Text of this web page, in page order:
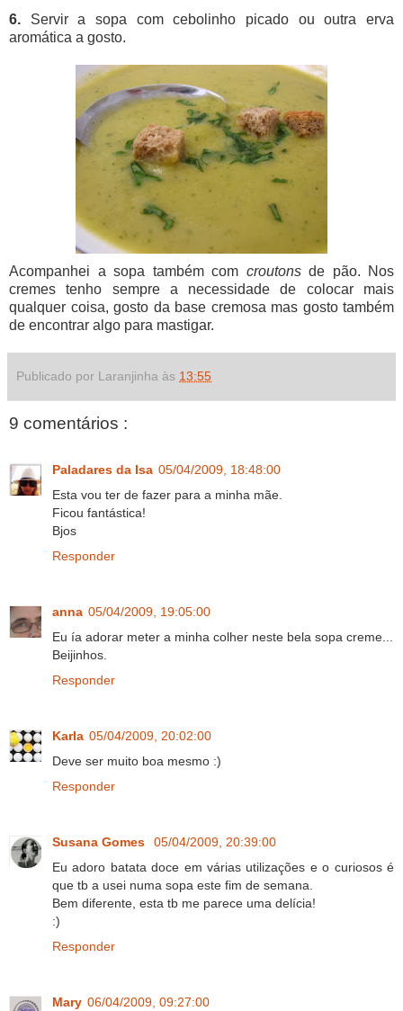
6. Servir a sopa com cebolinho picado ou outra erva
aromática a gosto.
Acompanhei a sopa também com croutonsde pão. Nos
cremes tenho sempre a necessidade de colocar mais
qualquer coisa, gosto da base cremosa mas gosto também
de encontrar algo para mastigar.
Publicado por Laranjinha às 13:55
9 comentários :
Paladares da Isa 05/04/2009, 18:48:00
Esta vou ter de fazer para a minha mãe.
Ficou fantástica!
Bjos
Responder
anna 05/04/2009, 19:05:00
Eu ía adorar meter a minha colher neste bela sopa creme...
Beijinhos.
Responder
Karla 05/04/2009, 20:02:00
Deve ser muito boa mesmo :)
Responder
Susana Gomes
05/04/2009, 20:39:00
Eu adoro batata doce em várias utilizações e o curiosos é
que tb a usei numa sopa este fim de semana.
Bem diferente, esta tb me parece uma delícia!
:)
Responder
Mary 06/04/2009, 09:27:00